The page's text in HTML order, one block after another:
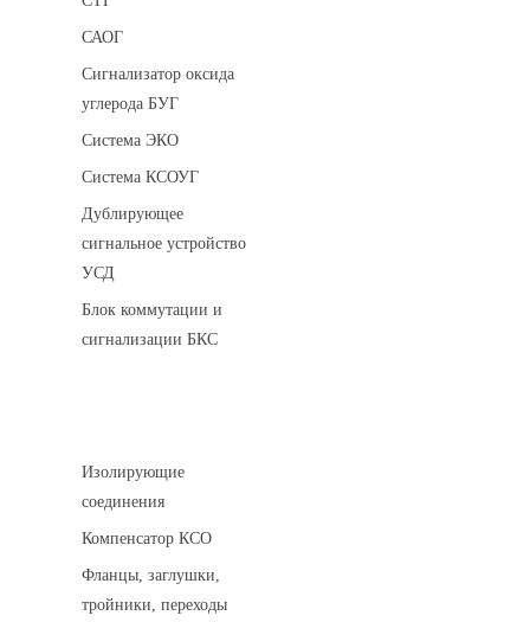
САОГ
Сигнализатор оксида
углерода БУГ
Система ЭКО
Система КСОУГ
Дублирующее
сигнальное устройство
УСД
Блок коммутации и
сигнализации БКС
Изолирующие
соединения
Компенсатор КСО
Фланцы, заглушки,
тройники, переходы